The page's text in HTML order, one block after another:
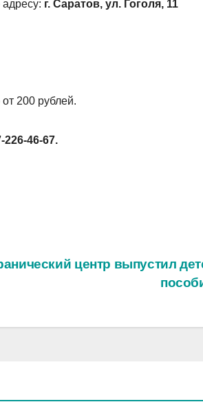
г. Саратов, ул. Гоголя, 11
200 рублей.
46-67.
центр выпустил